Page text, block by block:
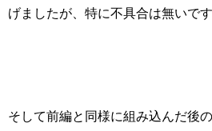
げましたが、特に不具合は無いで
そして前編と同様に組み込んだ後